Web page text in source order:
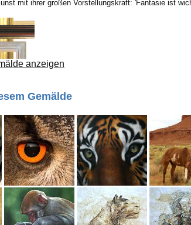
mit ihrer großen Vorstellungskraft: 'Fantasie ist
anzeigen
Gemälde